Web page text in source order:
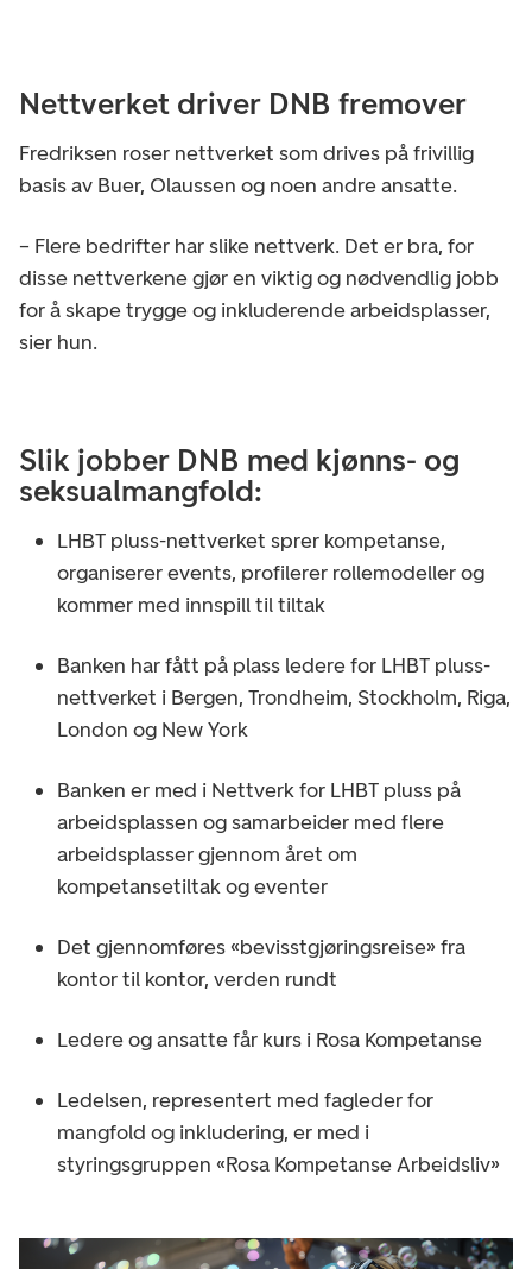
Nettverket driver DNB fremover
Fredriksen roser nettverket som drives på frivillig
basis av Buer, Olaussen og noen andre ansatte.
– Flere bedrifter har slike nettverk. Det er bra, for
disse nettverkene gjør en viktig og nødvendlig jobb
for å skape trygge og inkluderende arbeidsplasser,
sier hun.
Slik jobber DNB med kjønns- og
seksualmangfold:
LHBT pluss-nettverket sprer kompetanse,
organiserer events, profilerer rollemodeller og
kommer med innspill til tiltak
Banken har fått på plass ledere for LHBT pluss-
nettverket i Bergen, Trondheim, Stockholm, Riga,
London og New York
Banken er med i Nettverk for LHBT pluss på
arbeidsplassen og samarbeider med flere
arbeidsplasser gjennom året om
kompetansetiltak og eventer
Det gjennomføres «bevisstgjøringsreise» fra
kontor til kontor, verden rundt
Ledere og ansatte får kurs i Rosa Kompetanse
Ledelsen, representert med fagleder for
mangfold og inkludering, er med i
styringsgruppen «Rosa Kompetanse Arbeidsliv»